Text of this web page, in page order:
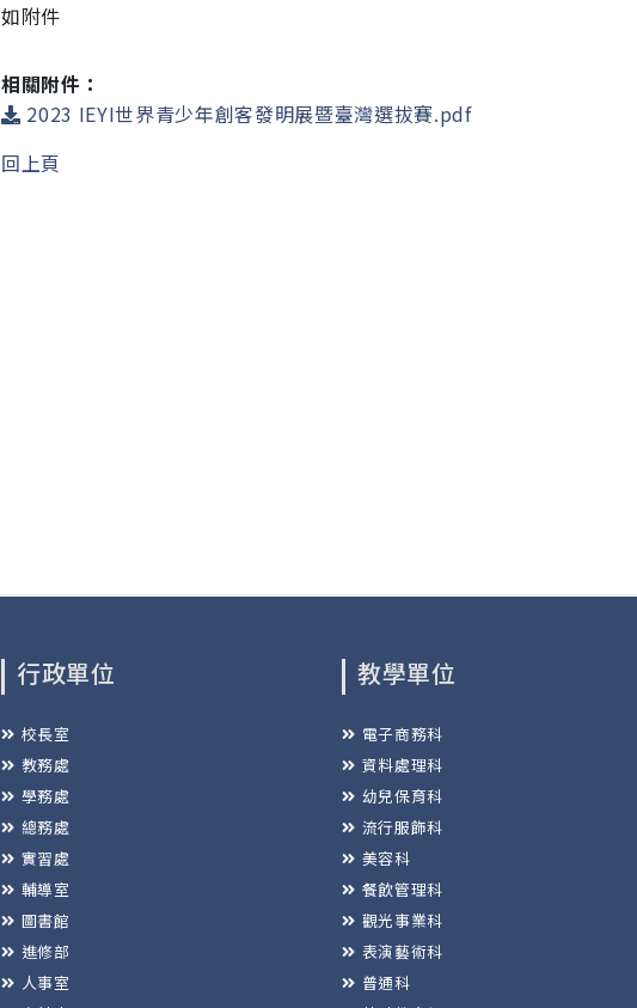
如附件
相關附件：
2023 IEYI世界青少年創客發明展暨臺灣選拔賽.pdf
回上頁
行政單位
校長室
教務處
學務處
總務處
實習處
輔導室
圖書館
進修部
人事室
教學單位
電子商務科
資料處理科
幼兒保育科
流行服飾科
美容科
餐飲管理科
觀光事業科
表演藝術科
普通科